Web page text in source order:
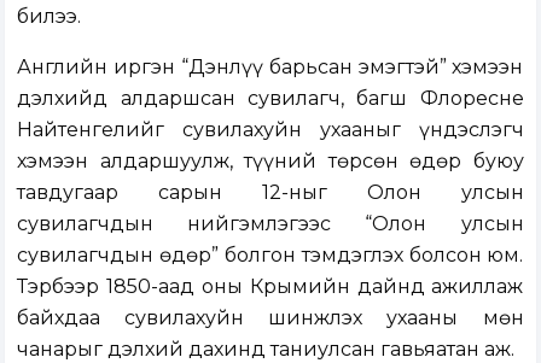
билээ.
Английн иргэн “Дэнлүү барьсан эмэгтэй” хэмээн
дэлхийд алдаршсан сувилагч, багш Флоресне
Найтенгелийг сувилахуйн ухааныг үндэслэгч
хэмээн алдаршуулж, түүний төрсөн өдөр буюу
тавдугаар сарын 12-ныг Олон улсын
сувилагчдын нийгэмлэгээс “Олон улсын
сувилагчдын өдөр” болгон тэмдэглэх болсон юм.
Тэрбээр 1850-аад оны Крымийн дайнд ажиллаж
байхдаа сувилахуйн шинжлэх ухааны мөн
чанарыг дэлхий дахинд таниулсан гавьяатан аж.